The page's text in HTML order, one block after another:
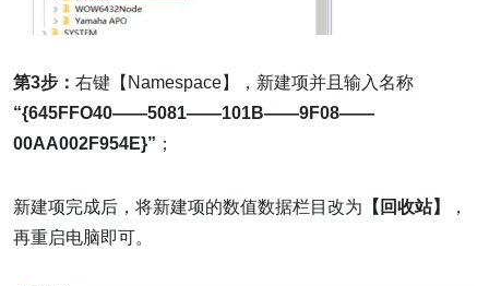
第3步： 右键【Namespace】，新建项并且输入名称
“{645FFO40——5081——101B——9F08——
00AA002F954E}” ；
新建项完成后，将新建项的数值数据栏目改为 【回收站】
，
再重启电脑即可。